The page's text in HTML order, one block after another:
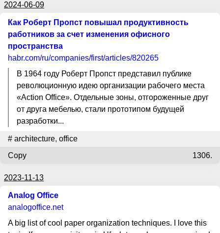
2024-06-09
Как Роберт Пропст повышал продуктивность
работников за счет изменения офисного
пространства
habr.com/ru/companies/first/articles/820265
В 1964 году Роберт Пропст представил публике
революционную идею организации рабочего места
«Action Office». Отдельные зоны, отгороженные друг
от друга мебелью, стали прототипом будущей
разработки...
# architecture, office
Copy
1306.
2023-11-13
Analog Office
analogoffice.net
A big list of cool paper organization techniques. I love this